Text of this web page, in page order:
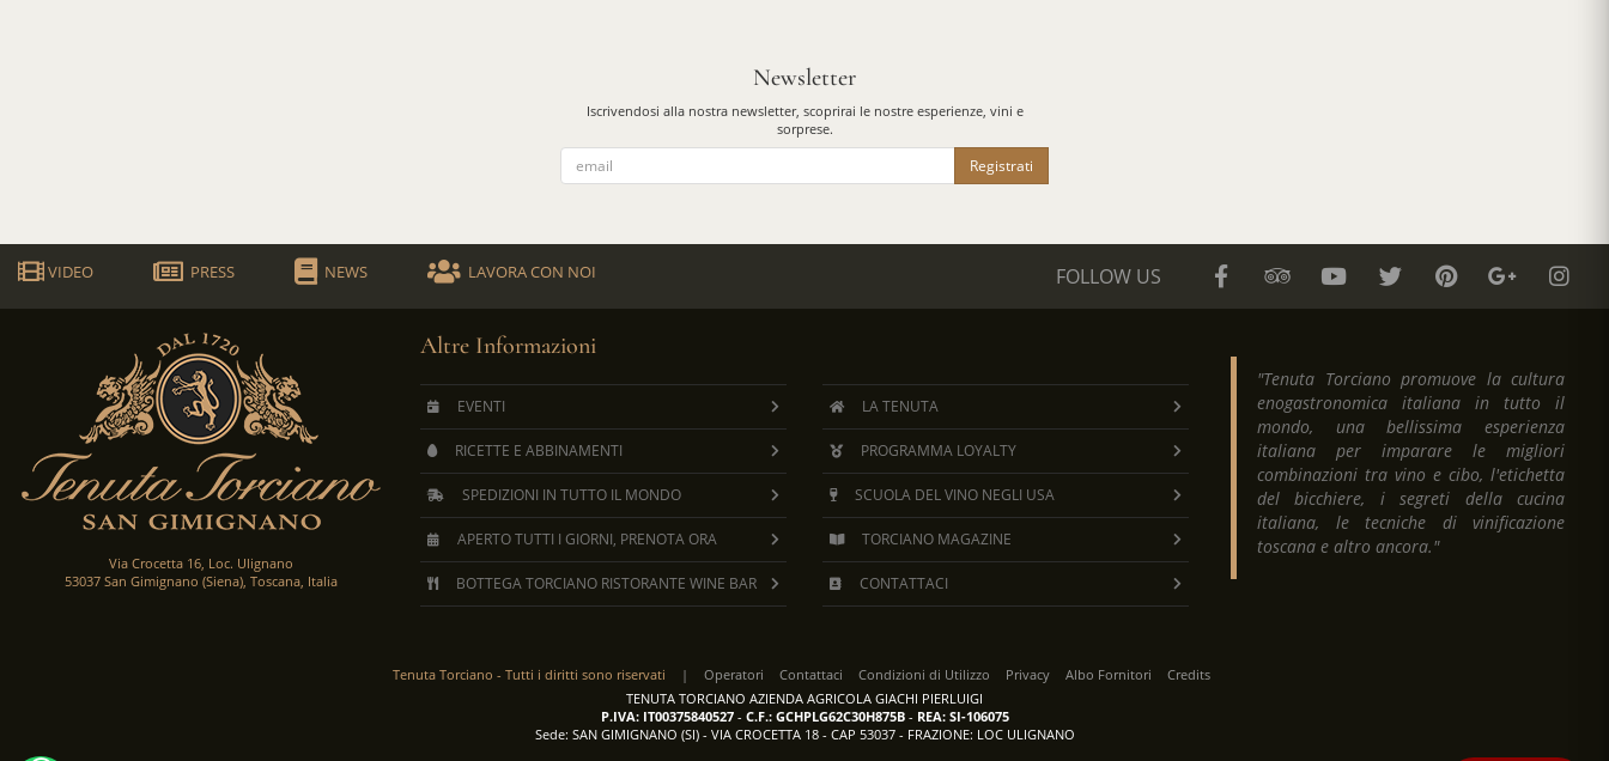
Newsletter
Iscrivendosi alla nostra newsletter, scoprirai le nostre esperienze, vini e
sorprese.
Registrati
VIDEO PRESS NEWS LAVORA CON NOI FOLLOW US
Via Crocetta 16, Loc. Ulignano
53037 San Gimignano (Siena), Toscana, Italia
Altre Informazioni
EVENTI
RICETTE E ABBINAMENTI
SPEDIZIONI IN TUTTO IL MONDO
APERTO TUTTI I GIORNI, PRENOTA ORA
BOTTEGA TORCIANO RISTORANTE WINE BAR
LA TENUTA
PROGRAMMA LOYALTY
SCUOLA DEL VINO NEGLI USA
TORCIANO MAGAZINE
CONTATTACI
"Tenuta Torciano promuove la cultura
enogastronomica italiana in tutto il
mondo, una bellissima esperienza
italiana per imparare le migliori
combinazioni tra vino e cibo, l'etichetta
del bicchiere, i segreti della cucina
italiana, le tecniche di vinificazione
toscana e altro ancora."
Tenuta Torciano - Tutti i diritti sono riservati | Operatori Contattaci Condizioni di Utilizzo Privacy Albo Fornitori
Credits
TENUTA TORCIANO AZIENDA AGRICOLA GIACHI PIERLUIGI
P.IVA: IT00375840527- C.F.: GCHPLG62C30H875B- REA: SI-106075
Sede: SAN GIMIGNANO (SI) - VIA CROCETTA 18 - CAP 53037 - FRAZIONE: LOC ULIGNANO